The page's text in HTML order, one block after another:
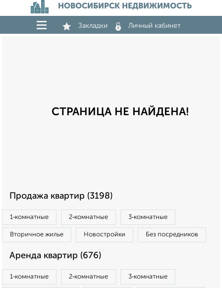
НОВОСИБИРСК НЕДВИЖИМОСТЬ
Закладки Личный кабинет
СТРАНИЦА НЕ НАЙДЕНА!
Продажа квартир (3198)
1‑комнатные 2‑комнатные 3‑комнатные
Вторичное жилье Новостройки Без посредников
Аренда квартир (676)
1‑комнатные 2‑комнатные 3‑комнатные